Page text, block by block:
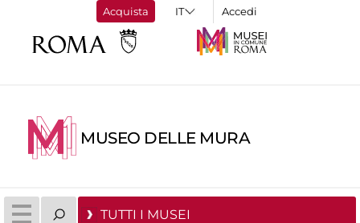
Acquista Accedi
MUSEO DELLE MURA
TUTTI I MUSEI